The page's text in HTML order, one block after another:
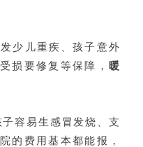
少儿重疾、孩子意外
损要修复等保障，
暖
子容易生感冒发烧、支
的费用基本都能报，